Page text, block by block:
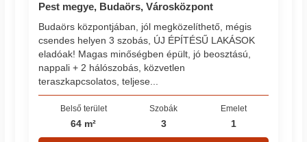
Pest megye, Budaörs, Városközpont
Budaörs központjában, jól megközelíthető, mégis
csendes helyen 3 szobás, ÚJ ÉPÍTÉSŰ LAKÁSOK
eladóak! Magas minőségben épült, jó beosztású,
nappali + 2 hálószobás, közvetlen
teraszkapcsolatos, teljese...
Belső terület
64 m²
Szobák
3
Emelet
1